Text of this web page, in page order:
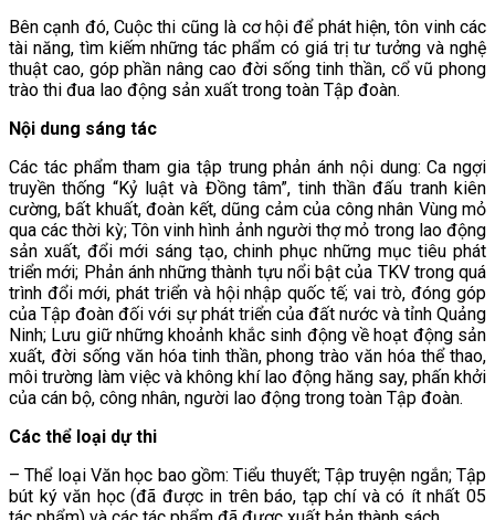
Bên cạnh đó, Cuộc thi cũng là cơ hội để phát hiện, tôn vinh các
tài năng, tìm kiếm những tác phẩm có giá trị tư tưởng và nghệ
thuật cao, góp phần nâng cao đời sống tinh thần, cổ vũ phong
trào thi đua lao động sản xuất trong toàn Tập đoàn.
Nội dung sáng tác
Các tác phẩm tham gia tập trung phản ánh nội dung: Ca ngợi
truyền thống “Kỷ luật và Đồng tâm”, tinh thần đấu tranh kiên
cường, bất khuất, đoàn kết, dũng cảm của công nhân Vùng mỏ
qua các thời kỳ; Tôn vinh hình ảnh người thợ mỏ trong lao động
sản xuất, đổi mới sáng tạo, chinh phục những mục tiêu phát
triển mới; Phản ánh những thành tựu nổi bật của TKV trong quá
trình đổi mới, phát triển và hội nhập quốc tế; vai trò, đóng góp
của Tập đoàn đối với sự phát triển của đất nước và tỉnh Quảng
Ninh; Lưu giữ những khoảnh khắc sinh động về hoạt động sản
xuất, đời sống văn hóa tinh thần, phong trào văn hóa thể thao,
môi trường làm việc và không khí lao động hăng say, phấn khởi
của cán bộ, công nhân, người lao động trong toàn Tập đoàn.
Các thể loại dự thi
– Thể loại Văn học bao gồm: Tiểu thuyết; Tập truyện ngắn; Tập
bút ký văn học (đã được in trên báo, tạp chí và có ít nhất 05